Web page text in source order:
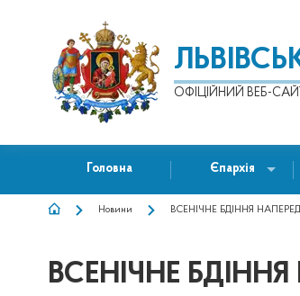
ОФІЦІЙНИЙ ВЕБ-
Головна Єпархія
РЯДОК
НАВІҐАЦІЇ
Новини ВСЕНІЧНЕ БДІННЯ
ВСЕНІЧНЕ